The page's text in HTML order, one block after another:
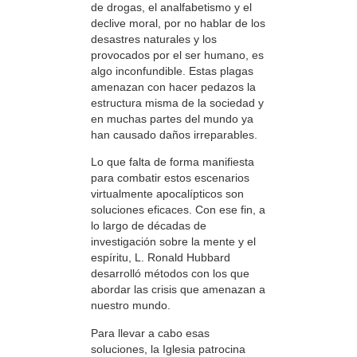
de drogas, el analfabetismo y el
declive moral, por no hablar de los
desastres naturales y los
provocados por el ser humano, es
algo inconfundible. Estas plagas
amenazan con hacer pedazos la
estructura misma de la sociedad y
en muchas partes del mundo ya
han causado daños irreparables.
Lo que falta de forma manifiesta
para combatir estos escenarios
virtualmente apocalípticos son
soluciones eficaces. Con ese fin, a
lo largo de décadas de
investigación sobre la mente y el
espíritu, L. Ronald Hubbard
desarrolló métodos con los que
abordar las crisis que amenazan a
nuestro mundo.
Para llevar a cabo esas
soluciones, la Iglesia patrocina